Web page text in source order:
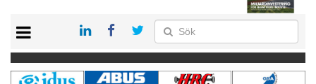
KONTAKT